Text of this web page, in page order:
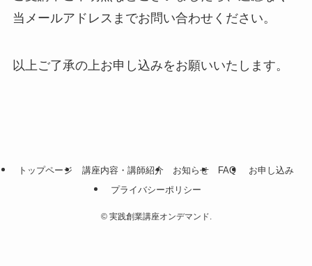
当メールアドレスまでお問い合わせください。
以上ご了承の上お申し込みをお願いいたします。
トップページ 講座内容・講師紹介 お知らせ FAQ
お申し込み
プライバシーポリシー
©実践創業講座オンデマンド.